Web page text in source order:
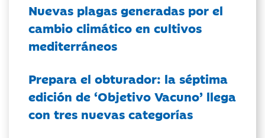
Nuevas plagas generadas por el
cambio climático en cultivos
mediterráneos
Prepara el obturador: la séptima
edición de ‘Objetivo Vacuno’ llega
con tres nuevas categorías